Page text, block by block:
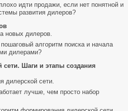
идти продажи, если нет понятной и
развития дилеров?
новых дилеров.
алгоритм поиска и начала
дилерами?
сети. Шаги и этапы создания
дилерской сети.
лучше, чем просто набор